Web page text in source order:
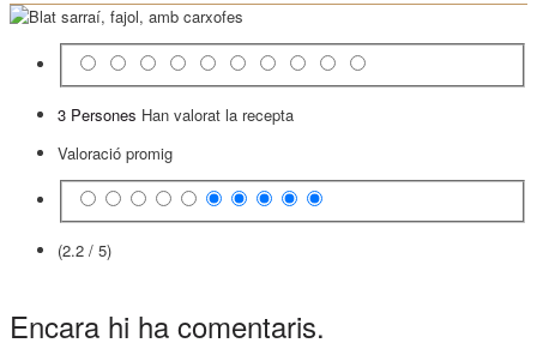
3 Persones Han valorat la recepta
Valoració promig
(2.2 / 5)
Encara hi ha comentaris.